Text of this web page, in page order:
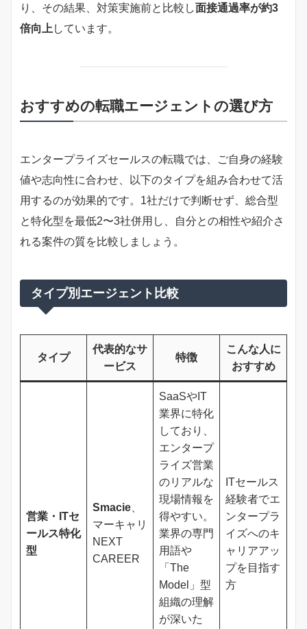
り、その結果、対策実施前と比較し面接通過率が約3
倍向上 しています。
おすすめの転職エージェントの選び方
エンタープライズセールスの転職では、ご自身の経験
値や志向性に合わせ、以下のタイプを組み合わせて活
用するのが効果的です。1社だけで判断せず、総合型
と特化型を最低2〜3社併用し、自分との相性や紹介さ
れる案件の質を比較しましょう。
タイプ別エージェント比較
タイプ
代表的なサ
ービス
特徴
こんな人に
おすすめ
営業・ITセ
ールス特化
型
Smacie
マーキャリ
NEXT
CAREER
SaaSやIT
業界に特化
しており、
エンタープ
ライズ営業
のリアルな
現場情報を
得やすい。
業界の専門
用語や
「The
Model」型
組織の理解
が深いた
ITセールス
経験者でエ
ンタープラ
イズへのキ
ャリアアッ
プを目指す
方